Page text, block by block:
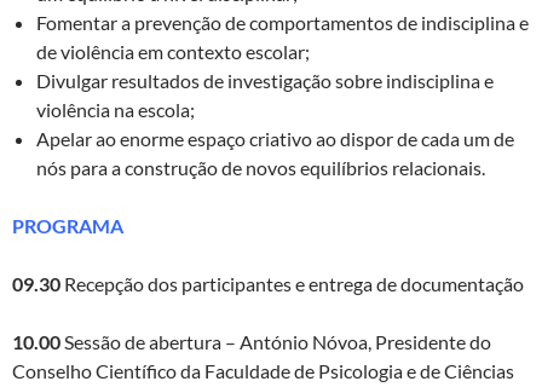
Fomentar a prevenção de comportamentos de indisciplina e
de violência em contexto escolar;
Divulgar resultados de investigação sobre indisciplina e
violência na escola;
Apelar ao enorme espaço criativo ao dispor de cada um de
nós para a construção de novos equilíbrios relacionais.
PROGRAMA
09.30 Recepção dos participantes e entrega de documentação
10.00Sessão de abertura – António Nóvoa, Presidente do
Conselho Científico da Faculdade de Psicologia e de Ciências